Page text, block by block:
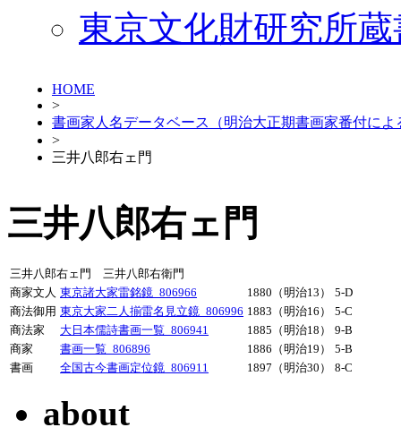
東京文化財研究所
HOME
>
書画家人名データベース（明治大正期書画家番付によ
>
三井八郎右ェ門
三井八郎右ェ門
三井八郎右ェ門 三井八郎右衛門
商家文人 東京諸大家雷銘鏡_806966 1880（明治13）
5-D
商法御用 東京大家二人揃雷名見立鏡_806996 1883（明治16）
5-C
商法家
大日本儒詩書画一覧_806941 1885（明治18）
9-B
商家
書画一覧_806896 1886（明治19）
5-B
書画
全国古今書画定位鏡_806911 1897（明治30） 8-C
about